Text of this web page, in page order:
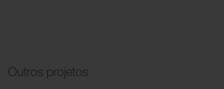
Outros projetos